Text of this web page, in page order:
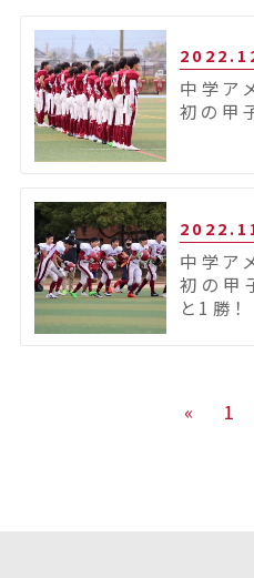
中学ア
初の甲
中学ア
初の甲
と1勝！
« 1